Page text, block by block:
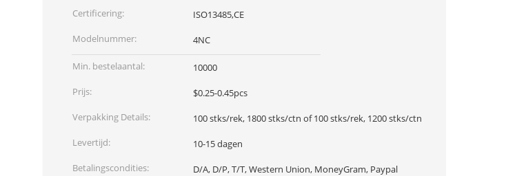
Certificering:
ISO13485,CE
Modelnummer:
4NC
Min. bestelaantal:
10000
Prijs:
$0.25-0.45pcs
Verpakking Details:
100 stks/rek, 1800 stks/ctn of 100 stks/rek, 1200 stks/ctn
Levertijd:
10-15 dagen
Betalingscondities:
D/A, D/P, T/T, Western Union, MoneyGram, Paypal